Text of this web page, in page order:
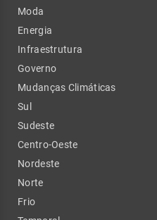
Moda
Energia
Infraestrutura
Governo
Mudanças Climáticas
Sul
Sudeste
Centro-Oeste
Nordeste
Norte
Frio